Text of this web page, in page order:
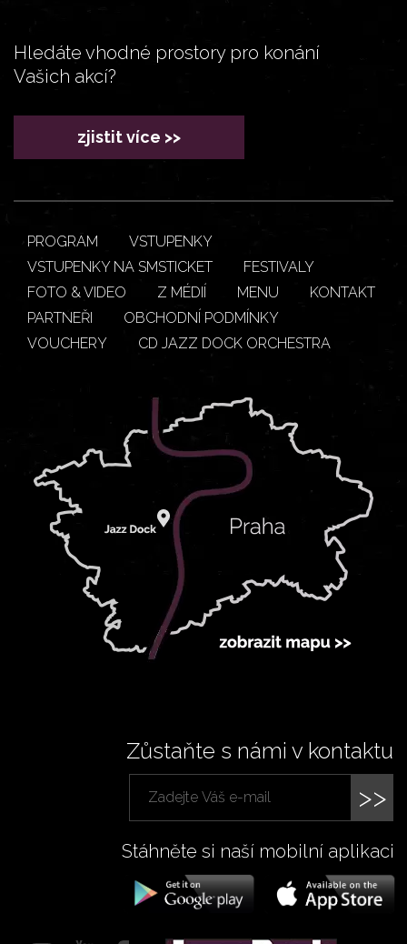
Hledáte vhodné prostory pro konání
Vašich akcí?
zjistit více >>
PROGRAM
VSTUPENKY
VSTUPENKY NA SMSTICKET
FESTIVALY
FOTO & VIDEO
Z MÉDIÍ MENU
KONTAKT
PARTNEŘI
OBCHODNÍ PODMÍNKY
VOUCHERY
CD JAZZ DOCK ORCHESTRA
Zůstaňte s námi v kontaktu
>>
Stáhněte si naší mobilní aplikaci